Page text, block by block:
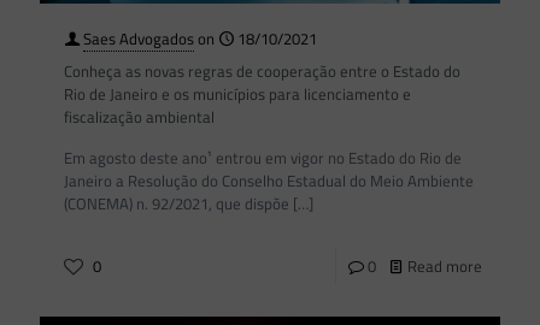
Saes Advogadoson
18/10/2021
Conheça as novas regras de cooperação entre o Estado do
Rio de Janeiro e os municípios para licenciamento e
fiscalização ambiental
Em agosto deste ano¹ entrou em vigor no Estado do Rio de
Janeiro a Resolução do Conselho Estadual do Meio Ambiente
(CONEMA) n. 92/2021, que dispõe […]
0 0 Read more